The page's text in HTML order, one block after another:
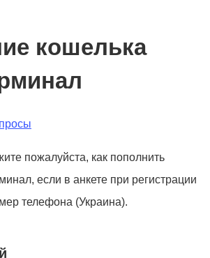
кошелька
пожалуйста, как пополнить
если в анкете при регистрации
телефона (Украина).